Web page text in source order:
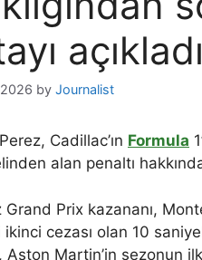
açıkladı
by Journalist
Cadillac’ın Formula
alan penaltı
Grand Prix kazananı,
ikinci cezası olan 10
Aston Martin’in sezonun ilk